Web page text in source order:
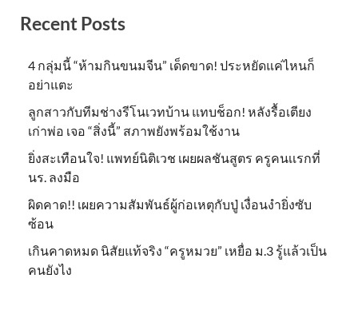
Recent Posts
4 กลุ่มนี้ “ห้ามกินขนมจีน” เด็ดขาด! ประหยัดแค่ไหนก็
อย่าแตะ
ลูกสาวกับทีมช่างรีโนเวทบ้าน แทบช็อก! หลังรื้อเตียง
เก่าพ่อ เจอ “สิ่งนี้” สภาพยังพร้อมใช้งาน
ยิ่งสะเทือนใจ! แพทย์นิติเวช เผยผลชันสูตร ครูคนเเรกที่
นร. ลงมือ
ผิดคาด!! เผยความสัมพันธ์ผู้ก่อเหตุกับปู่ เงื่อนงำยิ่งซับ
ซ้อน
เกินคาดหมด นิสัยแท้จริง “ครูหมวย” เหยื่อ ม.3 รู้แล้วเป็น
คนยังไง